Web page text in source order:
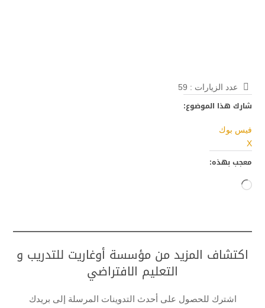
عدد الزيارات : 59
شارك هذا الموضوع:
فيس بوك
X
معجب بهذه:
جاري
اكتشاف المزيد من مؤسسة أوغاريت للتدريب و
التعليم الافتراضي
اشترك للحصول على أحدث التدوينات المرسلة إلى بريدك